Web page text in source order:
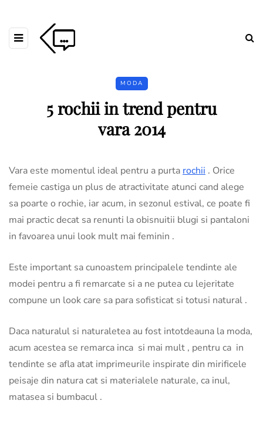
MODA
5 rochii in trend pentru
vara 2014
Vara este momentul ideal pentru a purta rochii . Orice
femeie castiga un plus de atractivitate atunci cand alege
sa poarte o rochie, iar acum, in sezonul estival, ce poate fi
mai practic decat sa renunti la obisnuitii blugi si pantaloni
in favoarea unui look mult mai feminin .
Este important sa cunoastem principalele tendinte ale
modei pentru a fi remarcate si a ne putea cu lejeritate
compune un look care sa para sofisticat si totusi natural .
Daca naturalul si naturaletea au fost intotdeauna la moda,
acum acestea se remarca inca si mai mult , pentru ca in
tendinte se afla atat imprimeurile inspirate din mirificele
peisaje din natura cat si materialele naturale, ca inul,
matasea si bumbacul .